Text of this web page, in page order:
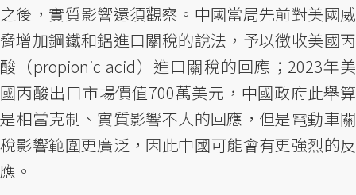
之後，實質影響還須觀察。中國當局先前對美國威
脅增加鋼鐵和鋁進口關稅的說法，予以徵收美國丙
酸（propionic acid）進口關稅的回應；2023年美
國丙酸出口市場價值700萬美元，中國政府此舉算
是相當克制、實質影響不大的回應，但是電動車關
稅影響範圍更廣泛，因此中國可能會有更強烈的反
應。